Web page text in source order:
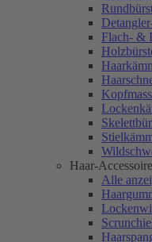
Flach- &
Haar-
Alle